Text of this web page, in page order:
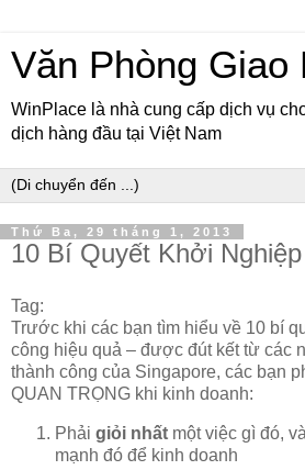
Văn Phòng Giao
WinPlace là nhà cung cấp dịch vụ
dịch hàng đầu tại Việt Nam
Thứ Ba, 29 tháng 1, 2013
10 Bí Quyết Khởi
Tag:
Trước khi các bạn tìm hiểu về 10 bí
công hiệu quả – được đút kết từ các
thành công của Singapore, các bạn
QUAN TRỌNG khi kinh doanh:
Phải giỏi nhất một việc gì đó,
mạnh đó để kinh doanh